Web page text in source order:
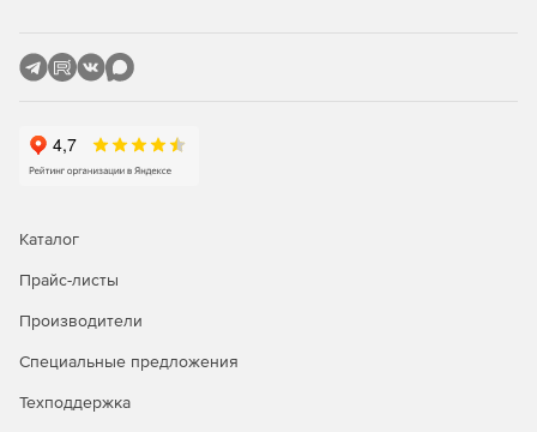
компонентам корпоративной сети получает доступ,
защита сотрудников от онлайн-атак.
Антивирус – обнаружение и предотвращение
вирусных заражений через почтовый и онлайн-
трафик.
конфигураций отказоустойчивости и одновременных
обновление, поддержка всех решений Endian и их
лицензий через единый интерфейс.
Каталог
Прайс-листы
Производители
Специальные предложения
Техподдержка